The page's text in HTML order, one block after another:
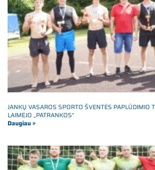
JANKŲ VASAROS SPORTO ŠVENTĖS PAPLŪDIMIO
LAIMĖJO „PATRANKOS“
Daugiau »